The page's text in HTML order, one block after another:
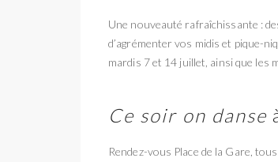
Une nouveauté rafraîchissante :
d’agrémenter vos midis et pique-
mardis 7 et 14 juillet, ainsi que les
Ce soir on danse
Rendez-vous Place de la Gare,